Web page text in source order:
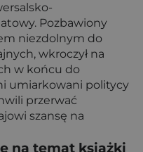
Pozbawiony
niezdolnym do
wkroczył na
w końcu do
umiarkowani politycy
przerwać
szansę na
na temat książki